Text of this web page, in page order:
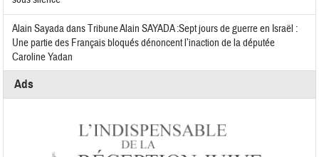
Alain SayadadansTribune Alain SAYADA :Sept jours de guerre en Israël :
Une partie des Français bloqués dénoncent l’inaction de la députée
Caroline Yadan
Ads